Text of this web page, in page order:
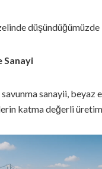
Sanayi
sanayii, beyaz
katma değerli